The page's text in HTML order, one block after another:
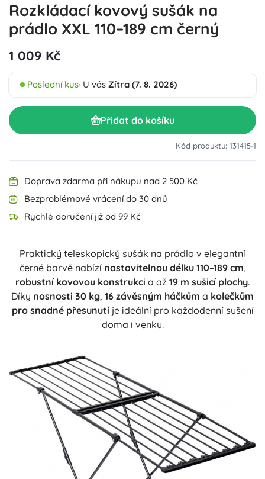
Rozkládací kovový sušák na
prádlo XXL 110–189 cm černý
1 009 Kč
Poslední kus· U vás Zítra (7. 8. 2026)
Přidat do košíku
Kód produktu: 131415-1
Doprava zdarma při nákupu nad 2 500 Kč
Bezproblémové vrácení do 30 dnů
Rychlé doručení již od 99 Kč
Praktický teleskopický sušák na prádlo v elegantní
černé barvě nabízí nastavitelnou délku 110–189 cm,
robustní kovovou konstrukci a až 19 m sušicí plochy.
Díky nosnosti 30 kg, 16 závěsným háčkům a kolečkům
pro snadné přesunutíje ideální pro každodenní sušení
doma i venku.